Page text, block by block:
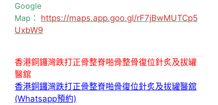
Google
Map： https://maps.app.goo.gl/rF7jBwMUTCp5
UxbW9
香港銅鑼灣跌打正骨整脊啪骨整骨復位針炙及拔罐
醫舘
香港銅鑼灣跌打正骨整脊啪骨復位針炙及拔罐醫舘
(Whatsapp預約)